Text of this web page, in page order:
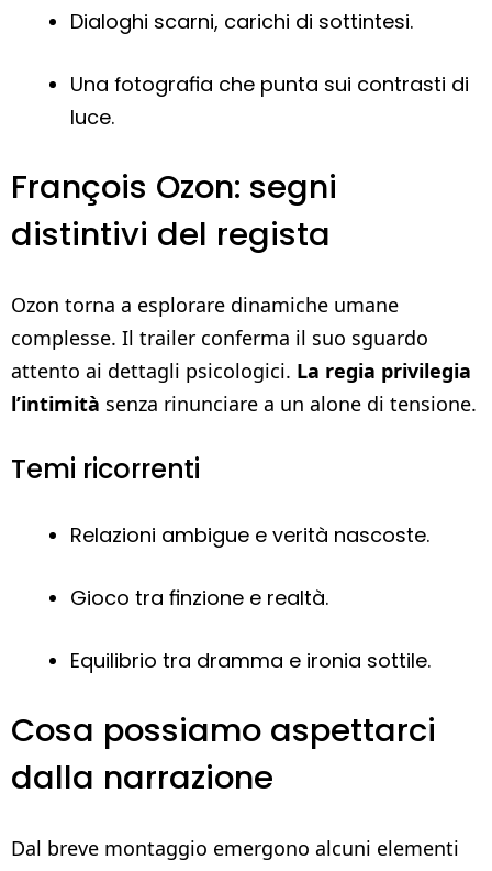
Dialoghi scarni, carichi di sottintesi.
Una fotografia che punta sui contrasti di
luce.
François Ozon: segni
distintivi del regista
Ozon torna a esplorare dinamiche umane
complesse. Il trailer conferma il suo sguardo
attento ai dettagli psicologici. La regia privilegia
l’intimità senza rinunciare a un alone di tensione.
Temi ricorrenti
Relazioni ambigue e verità nascoste.
Gioco tra finzione e realtà.
Equilibrio tra dramma e ironia sottile.
Cosa possiamo aspettarci
dalla narrazione
Dal breve montaggio emergono alcuni elementi